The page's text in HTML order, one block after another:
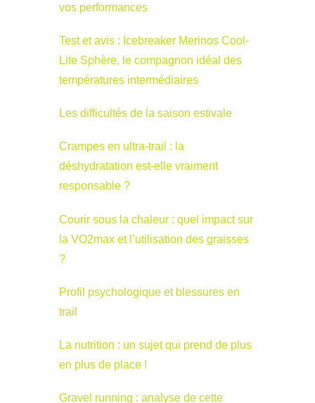
vos performances
Test et avis : Icebreaker Merinos Cool-
Lite Sphère, le compagnon idéal des
températures intermédiaires
Les difficultés de la saison estivale
Crampes en ultra-trail : la
déshydratation est-elle vraiment
responsable ?
Courir sous la chaleur : quel impact sur
la VO2max et l’utilisation des graisses
?
Profil psychologique et blessures en
trail
La nutrition : un sujet qui prend de plus
en plus de place !
Gravel running : analyse de cette